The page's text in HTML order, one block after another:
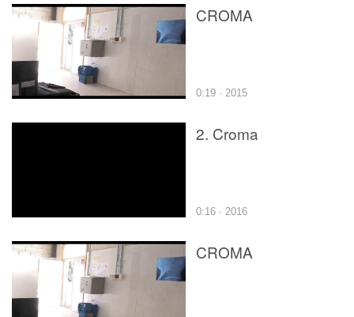
CROMA
0:19 · 2015
2. Croma
0:16 · 2016
CROMA